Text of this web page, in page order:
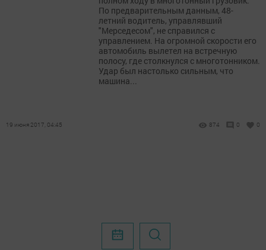
По предварительным данным, 48-
летний водитель, управлявший
"Мерседесом", не справился с
управлением. На огромной скорости его
автомобиль вылетел на встречную
полосу, где столкнулся с многотонником.
Удар был настолько сильным, что
машина...
19 июня 2017, 04:45 874 0 0